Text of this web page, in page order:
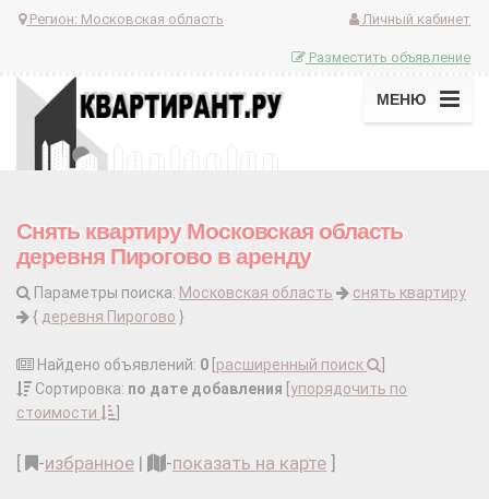
Регион: Московская область Личный кабинет
Разместить объявление
МЕНЮ
Снять квартиру Московская область
деревня Пирогово в аренду
Параметры поиска: Московская область
снять квартиру
{ деревня Пирогово }
Найдено объявлений: 0 расширенный поиск
Сортировка: по дате добавления упорядочить по
стоимости
-избранное | -показать на карте